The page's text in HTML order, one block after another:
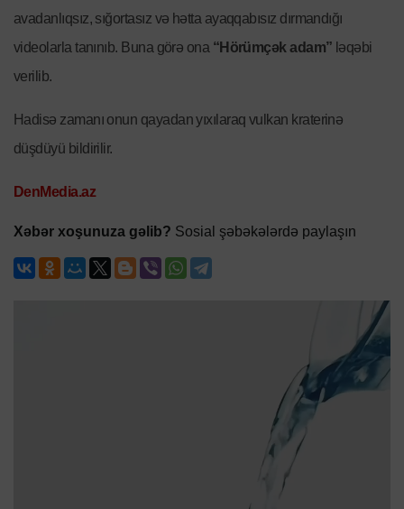
avadanlıqsız, sığortasız və hətta ayaqqabısız dırmandığı
videolarla tanınıb. Buna görə ona “Hörümçək adam” ləqəbi
verilib.
Hadisə zamanı onun qayadan yıxılaraq vulkan kraterinə
düşdüyü bildirilir.
DenMedia.az
Xəbər xoşunuza gəlib? Sosial şəbəkələrdə paylaşın